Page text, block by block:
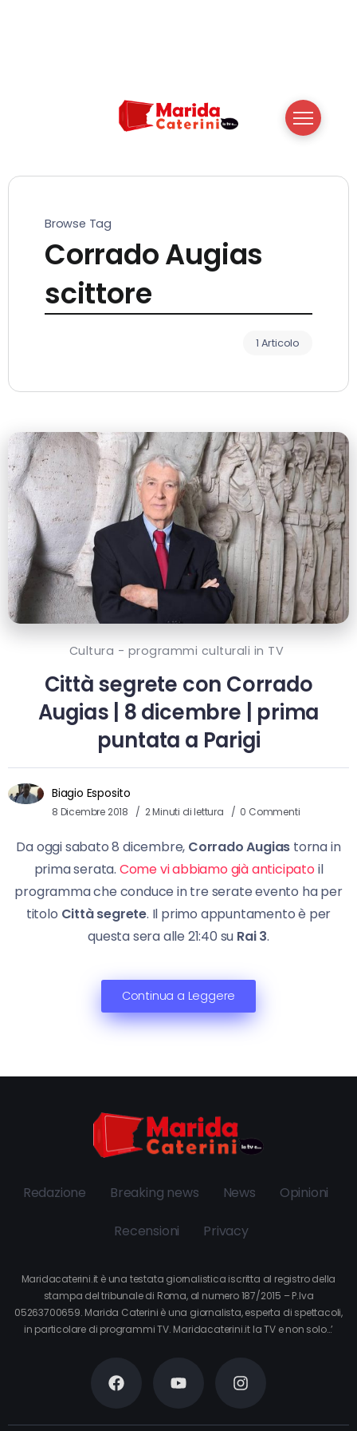
Browse Tag
Corrado Augias
scittore
1 Articolo
Cultura - programmi culturali in TV
Città segrete con Corrado
Augias | 8 dicembre | prima
puntata a Parigi
Biagio Esposito
8 Dicembre 2018 2 Minuti di lettura 0 Commenti
Da oggi sabato 8 dicembre, Corrado Augias torna in
prima serata. Come vi abbiamo già anticipatoil
programma che conduce in tre serate evento ha per
titolo Città segrete. Il primo appuntamento è per
questa sera alle 21:40 su Rai 3.
Continua a Leggere
Redazione Breaking news News Opinioni
Recensioni Privacy
Maridacaterini.it è una testata giornalistica iscritta al registro della
stampa del tribunale di Roma, al numero 187/2015 – P.Iva
05263700659. Marida Caterini è una giornalista, esperta di spettacoli,
in particolare di programmi TV. Maridacaterini.it la TV e non solo…’